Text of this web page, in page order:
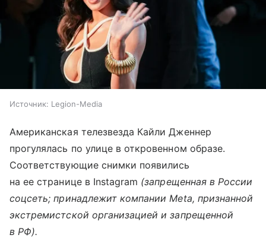
Источник: Legion-Media
Американская телезвезда Кайли Дженнер
прогулялась по улице в откровенном образе.
Соответствующие снимки появились
на ее странице в Instagram (запрещенная в России
соцсеть; принадлежит компании Meta, признанной
экстремистской организацией и запрещенной
в РФ).